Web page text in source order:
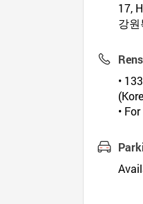
17,
강
•
•